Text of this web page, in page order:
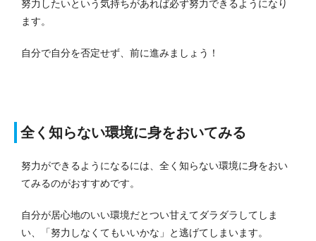
努力したいという気持ちがあれば必ず努力できるようになり
ます。
自分で自分を否定せず、前に進みましょう！
全く知らない環境に身をおいてみる
努力ができるようになるには、全く知らない環境に身をおい
てみるのがおすすめです。
自分が居心地のいい環境だとつい甘えてダラダラしてしま
い、「努力しなくてもいいかな」と逃げてしまいます。